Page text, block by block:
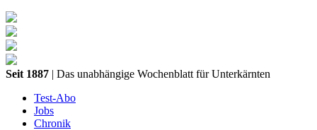
Seit 1887 | Das unabhängige Wochenblatt für Unterkärnten
Test-Abo
Jobs
Chronik